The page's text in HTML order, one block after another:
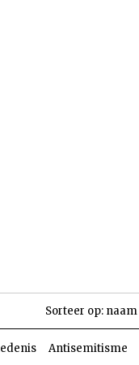
Sorteer op: naam
Antisemitisme